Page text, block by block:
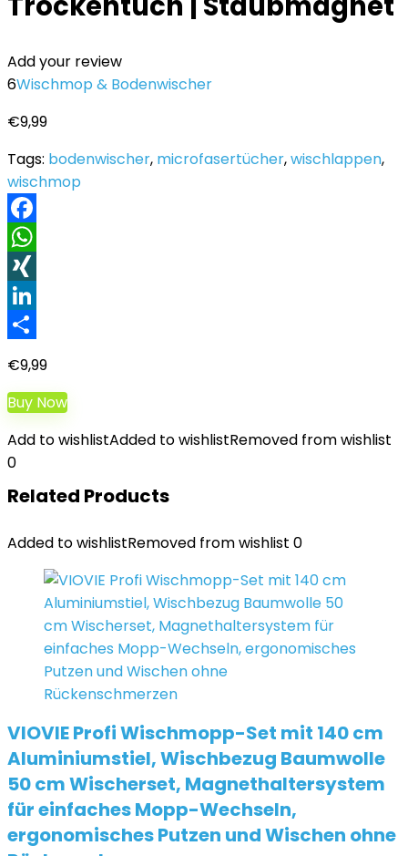
Add your review
6Wischmop & Bodenwischer
€9,99
Tags: bodenwischer, microfasertücher,wischlappen,
wischmop
Facebook
WhatsApp
XING
LinkedIn
€9,99
Buy Now
Add to wishlistAdded to wishlistRemoved from wishlist
0
Related Products
Added to wishlistRemoved from wishlist 0
VIOVIE Profi Wischmopp-Set mit 140 cm
Aluminiumstiel, Wischbezug Baumwolle
50 cm Wischerset, Magnethaltersystem
für einfaches Mopp-Wechseln,
ergonomisches Putzen und Wischen ohne